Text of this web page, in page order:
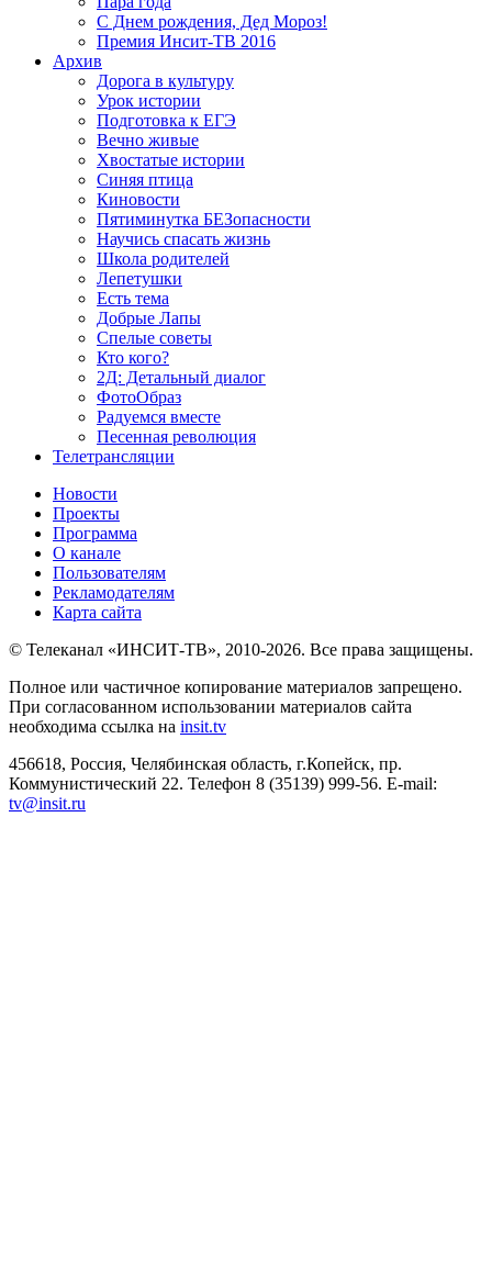
С Днем рождения, Дед Мороз!
Премия Инсит-ТВ 2016
Архив
Дорога в культуру
Урок истории
Подготовка к ЕГЭ
Вечно живые
Хвостатые истории
Синяя птица
Киновости
Пятиминутка БЕЗопасности
Научись спасать жизнь
Школа родителей
Лепетушки
Есть тема
Добрые Лапы
Спелые советы
Кто кого?
2Д: Детальный диалог
ФотоОбраз
Радуемся вместе
Песенная революция
Телетрансляции
Новости
Проекты
Программа
О канале
Пользователям
Рекламодателям
Карта сайта
© Телеканал «ИНСИТ-ТВ», 2010-2026. Все права защищены.
Полное или частичное копирование материалов запрещено.
При согласованном использовании материалов сайта
необходима ссылка на insit.tv
456618, Россия, Челябинская область, г.Копейск, пр.
Коммунистический 22. Телефон 8 (35139) 999-56. E-mail:
tv@insit.ru